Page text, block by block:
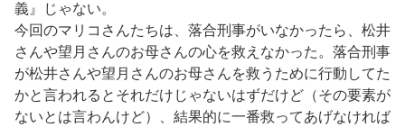
義』じゃない。
今回のマリコさんたちは、落合刑事がいなかったら、松井
さんや望月さんのお母さんの心を救えなかった。落合刑事
が松井さんや望月さんのお母さんを救うために行動してた
かと言われるとそれだけじゃないはずだけど（その要素が
ないとは言わんけど）、結果的に一番救ってあげなければ